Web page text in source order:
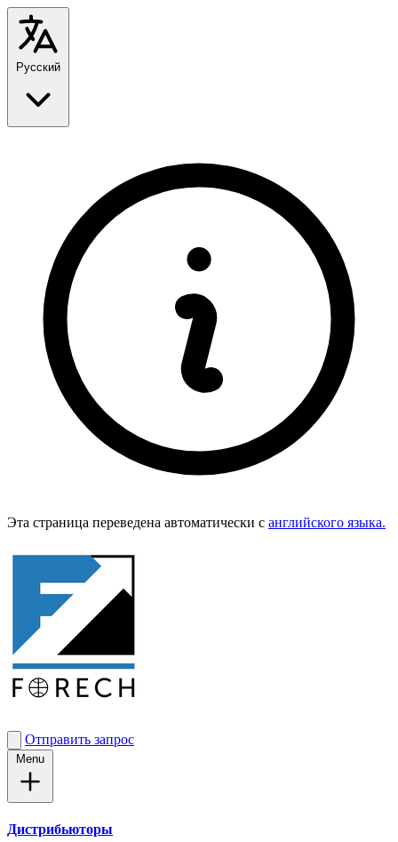
Эта страница переведена автоматически с английского языка.
Отправить запрос
Дистрибьюторы